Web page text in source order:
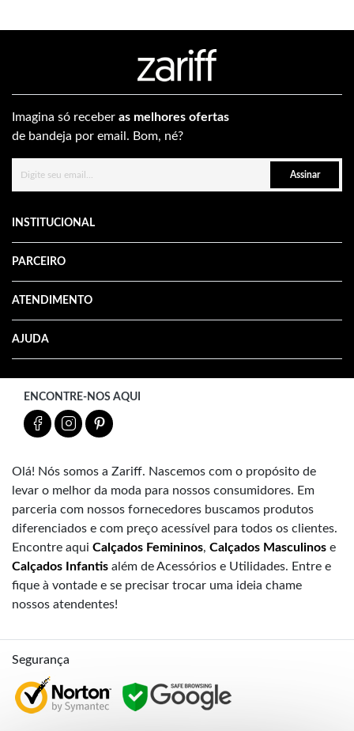
Imagina só receber as melhores ofertas
de bandeja por email. Bom, né?
Assinar
INSTITUCIONAL
PARCEIRO
ATENDIMENTO
AJUDA
ENCONTRE-NOS AQUI
Olá! Nós somos a Zariff. Nascemos com o propósito de
levar o melhor da moda para nossos consumidores. Em
parceria com nossos fornecedores buscamos produtos
diferenciados e com preço acessível para todos os clientes.
Encontre aqui Calçados Femininos, Calçados Masculinos e
Calçados Infantis além de Acessórios e Utilidades. Entre e
fique à vontade e se precisar trocar uma ideia chame
nossos atendentes!
Segurança